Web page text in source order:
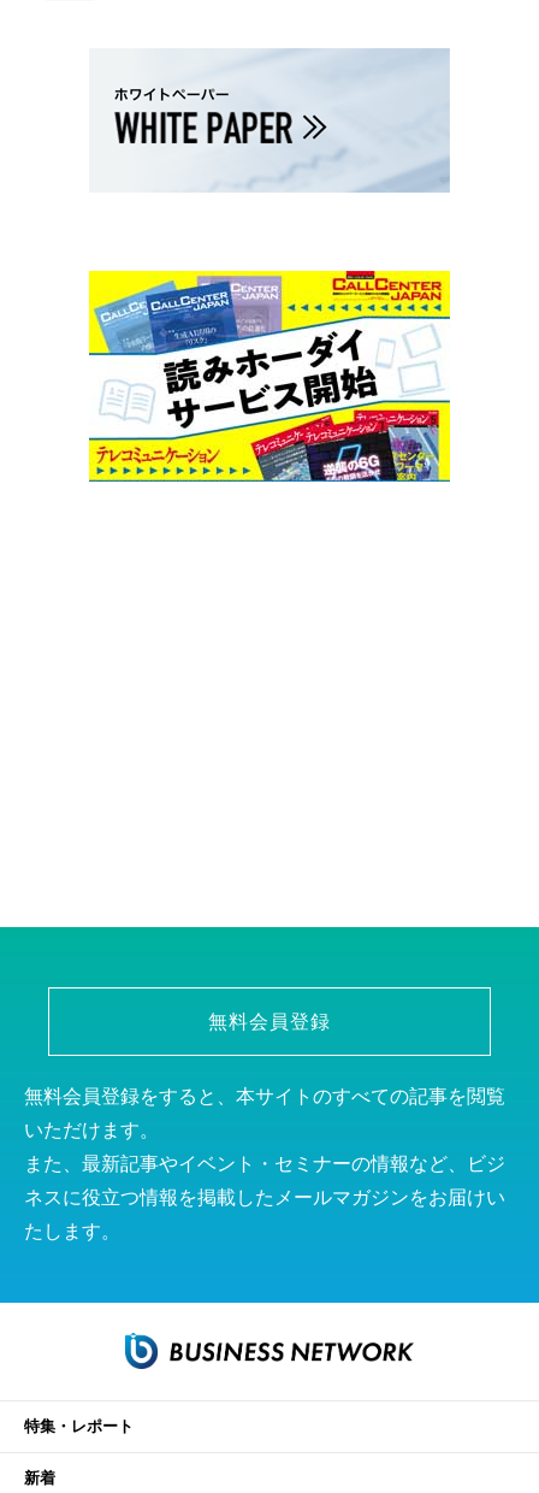
無料会員登録
無料会員登録をすると、本サイトのすべての記事を閲覧
いただけます。
また、最新記事やイベント・セミナーの情報など、ビジ
ネスに役立つ情報を掲載したメールマガジンをお届けい
たします。
特集・レポート
新着